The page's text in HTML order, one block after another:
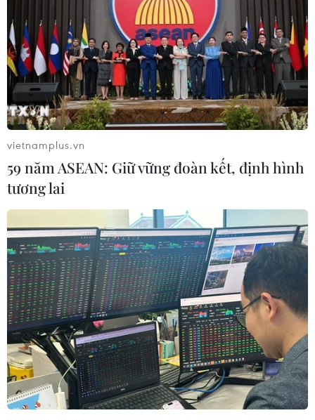
Xuân Nhâm Dần 2022: Ấm áp tết đoàn
viên tại Liên bang Nga
29/01/2022 00:06
Đại sứ quán Việt Nam tại Nga đã tổ chức lễ mừng
Xuân mới Nhâm Dần 2022 ấm cúng để các cán bộ,
nhân viên sứ quán cảm thấy như đang ăn Tết ở quê
nhà.
Không khí Xuân đến với cộng đồng người
vietnamplus.vn
59 năm ASEAN: Giữ vững đoàn kết, định hình
tương lai